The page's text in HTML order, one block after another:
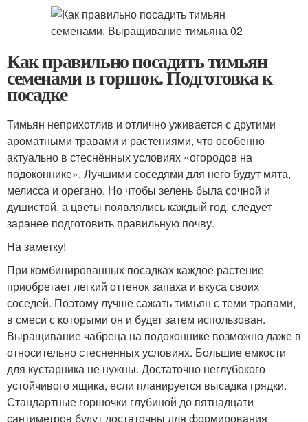
Как правильно посадить тимьян
семенами в горшок. Подготовка к
посадке
Тимьян неприхотлив и отлично уживается с другими
ароматными травами и растениями, что особенно
актуально в стеснённых условиях «огородов на
подоконнике». Лучшими соседями для него будут мята,
мелисса и орегано. Но чтобы зелень была сочной и
душистой, а цветы появлялись каждый год, следует
заранее подготовить правильную почву.
На заметку!
При комбинированных посадках каждое растение
приобретает легкий оттенок запаха и вкуса своих
соседей. Поэтому лучше сажать тимьян с теми травами,
в смеси с которыми он и будет затем использован.
Выращивание чабреца на подоконнике возможно даже в
относительно стесненных условиях. Большие емкости
для кустарника не нужны. Достаточно неглубокого
устойчивого ящика, если планируется высадка грядки.
Стандартные горшочки глубиной до пятнадцати
сантиметров будут достаточны для формирования